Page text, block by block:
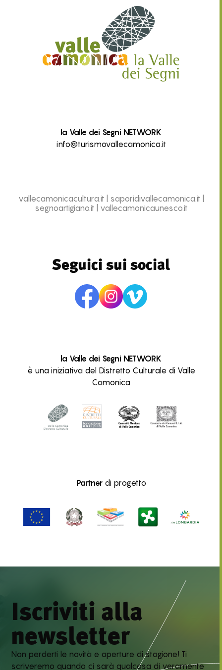
la Valle dei Segni NETWORK
info@turismovallecamonica.it
vallecamonicacultura.it saporidivallecamonica.it
segnoartigiano.it
vallecamonicaunesco.it
Seguici sui social
la Valle dei Segni NETWORK
è una iniziativa del Distretto Culturale di Valle
Camonica
Partnerdi progetto
Iscriviti alla
newsletter
Non perderti le novità e aperture di stagione! Ti
scriveremo quando ci sarà qualcosa di veramente